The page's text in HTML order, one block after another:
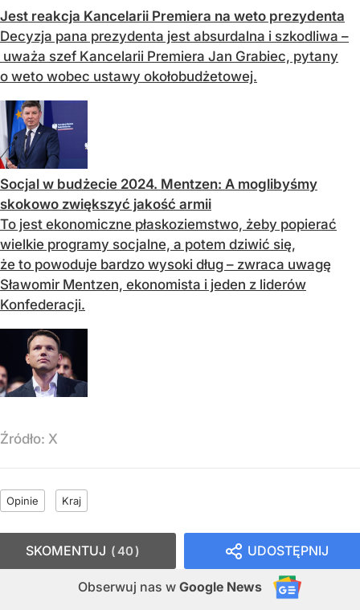
Jest reakcja Kancelarii Premiera na weto prezydenta
Decyzja pana prezydenta jest absurdalna i szkodliwa –
uważa szef Kancelarii Premiera Jan Grabiec, pytany
o weto wobec ustawy okołobudżetowej.
Socjal w budżecie 2024. Mentzen: A moglibyśmy
skokowo zwiększyć jakość armii
To jest ekonomiczne płaskoziemstwo, żeby popierać
wielkie programy socjalne, a potem dziwić się,
że to powoduje bardzo wysoki dług – zwraca uwagę
Sławomir Mentzen, ekonomista i jeden z liderów
Konfederacji.
Źródło: X
Opinie Kraj
UDOSTĘPNIJ
Obserwuj nas w Google News
SKOMENTUJ 40